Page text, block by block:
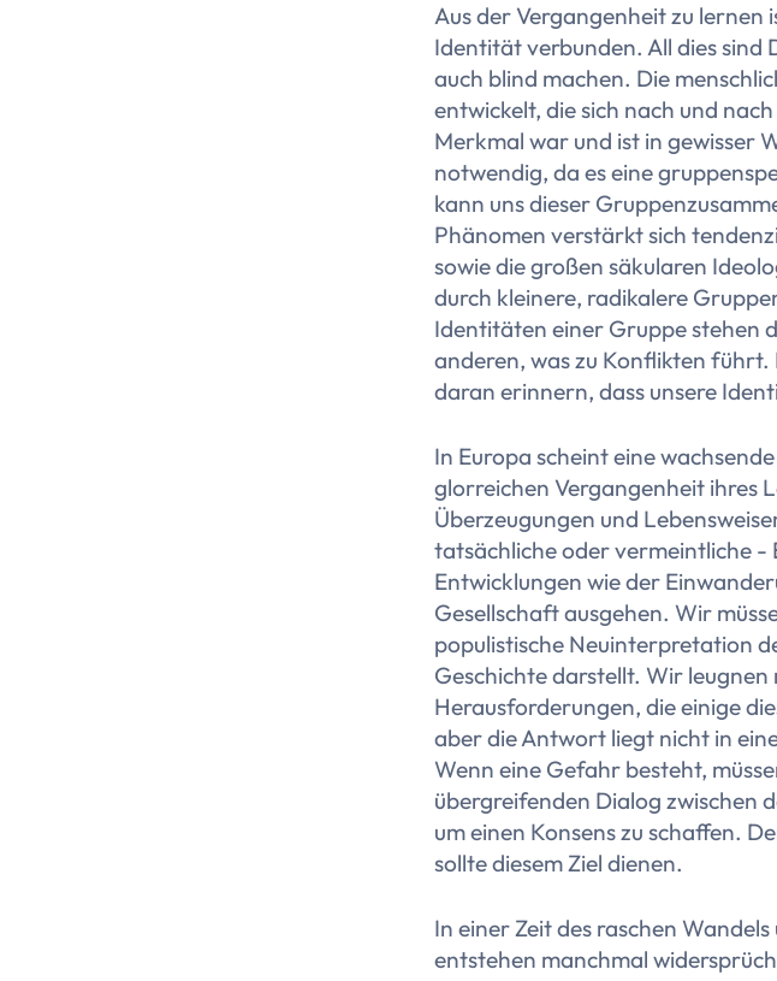
Aus der Vergangenheit zu
Identität verbunden. All dies sind
auch blind machen. Die
entwickelt, die sich nach und
Merkmal war und ist in gewisser
notwendig, da es eine
kann uns dieser
Phänomen verstärkt sich
sowie die großen säkularen
durch kleinere, radikalere
Identitäten einer Gruppe stehen
anderen, was zu Konflikten
daran erinnern, dass unsere
In Europa scheint eine
glorreichen Vergangenheit ihres
Überzeugungen und
tatsächliche oder vermeintliche -
Entwicklungen wie der
Gesellschaft ausgehen. Wir
populistische Neuinterpretation
Geschichte darstellt. Wir
Herausforderungen, die einige
aber die Antwort liegt nicht in
Wenn eine Gefahr besteht,
übergreifenden Dialog zwischen
um einen Konsens zu schaffen.
sollte diesem Ziel dienen.
In einer Zeit des raschen
entstehen manchmal